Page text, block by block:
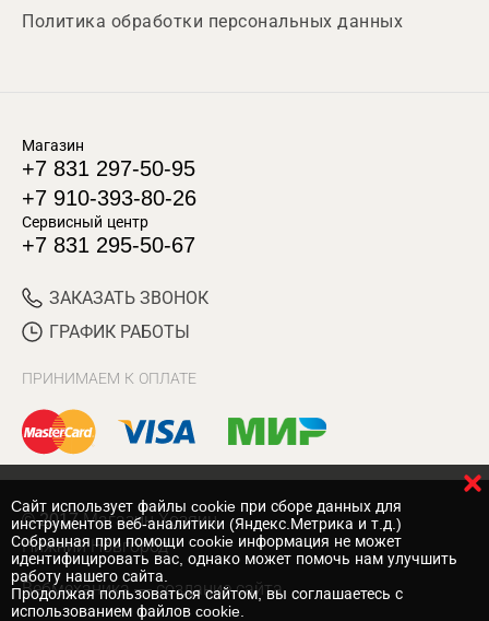
Политика обработки персональных данных
Магазин
+7 831 297-50-95
+7 910-393-80-26
Сервисный центр
+7 831 295-50-67
ЗАКАЗАТЬ ЗВОНОК
ГРАФИК РАБОТЫ
ПРИНИМАЕМ К ОПЛАТЕ
© 2017 Магазин Хозяин
Нижний Новгород
Вебмеханика — создание сайта
Cайт использует файлы cookie при сборе данных для
инструментов веб-аналитики (Яндекс.Метрика и т.д.)
Собранная при помощи cookie информация не может
идентифицировать вас, однако может помочь нам улучшить
работу нашего сайта.
Продолжая пользоваться сайтом, вы соглашаетесь с
использованием файлов cookie.